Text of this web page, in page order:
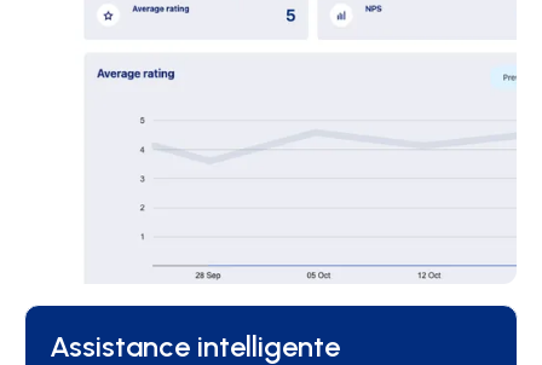
Assistance intelligente